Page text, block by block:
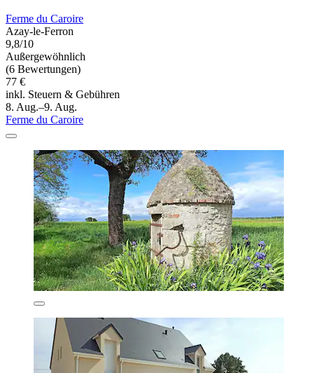
Ferme du Caroire
Azay-le-Ferron
9,8/10
Außergewöhnlich
(6 Bewertungen)
77 €
inkl. Steuern & Gebühren
8. Aug.–9. Aug.
Ferme du Caroire